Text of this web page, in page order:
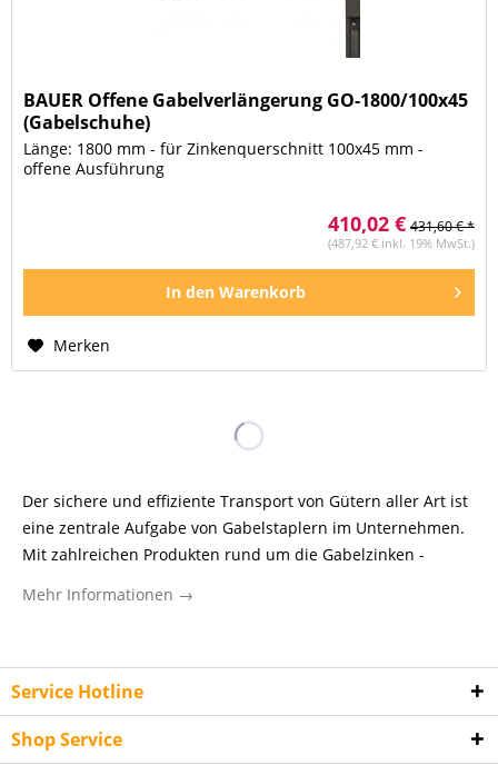
BAUER Offene Gabelverlängerung GO-1800/100x45
(Gabelschuhe)
Länge: 1800 mm - für Zinkenquerschnitt 100x45 mm -
offene Ausführung
410,02 € 431,60 € *
(487,92 € inkl. 19% MwSt.)
In den Warenkorb
Merken
Der sichere und effiziente Transport von Gütern aller Art ist
eine zentrale Aufgabe von Gabelstaplern im Unternehmen.
Mit zahlreichen Produkten rund um die Gabelzinken -
Transport von Gütern aller Art.
weitere Informationen zu unseren Gabelverlängerungen &
Anti-Rutsch-Auflagen für Stapler...
Mehr Informationen →
Service Hotline
Shop Service